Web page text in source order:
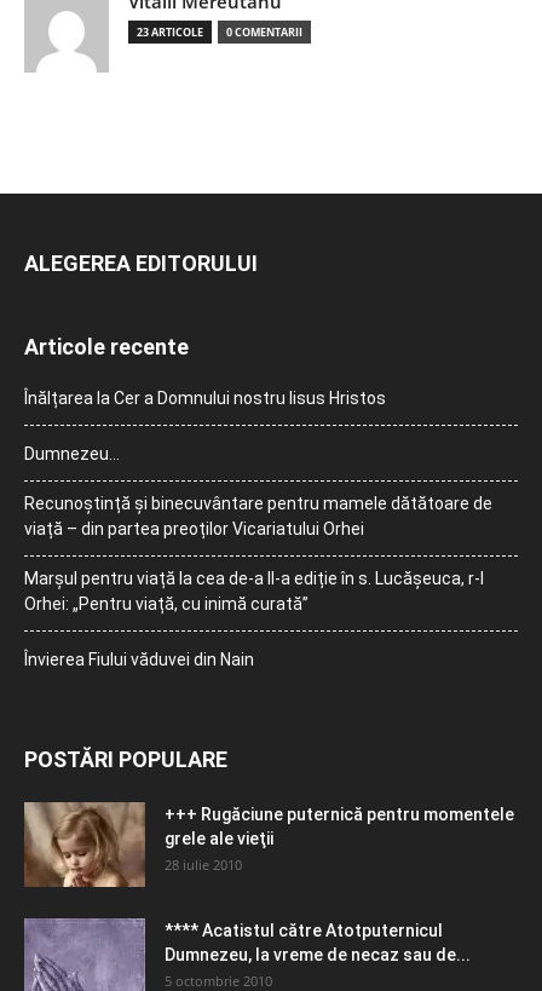
23 ARTICOLE 0 COMENTARII
ALEGEREA EDITORULUI
Articole recente
Înălțarea la Cer a Domnului nostru Iisus Hristos
Dumnezeu…
Recunoștință și binecuvântare pentru mamele dătătoare de
viață – din partea preoților Vicariatului Orhei
Marșul pentru viață la cea de-a II-a ediție în s. Lucășeuca, r-l
Orhei: „Pentru viață, cu inimă curată”
Învierea Fiului văduvei din Nain
POSTĂRI POPULARE
+++ Rugăciune puternică pentru momentele
grele ale vieţii
28 iulie 2010
**** Acatistul către Atotputernicul
Dumnezeu, la vreme de necaz sau de...
5 octombrie 2010